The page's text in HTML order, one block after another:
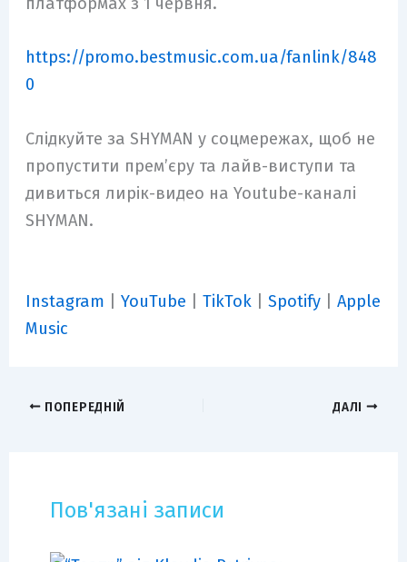
https://promo.bestmusic.com.ua/fanlink/848
0
Слідкуйте за SHYMAN у соцмережах, щоб не
пропустити прем’єру та лайв-виступи та
дивиться лирік-видео на Youtube-каналі
SHYMAN.
Instagram YouTube TikTok Spotify
Apple
Music
ПОПЕРЕДНІЙ ДАЛІ
Пов'язані записи